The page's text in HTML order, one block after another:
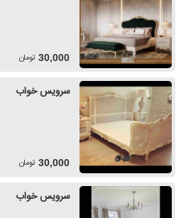
30,000 تومان
سرویس خواب
30,000 تومان
سرویس خواب